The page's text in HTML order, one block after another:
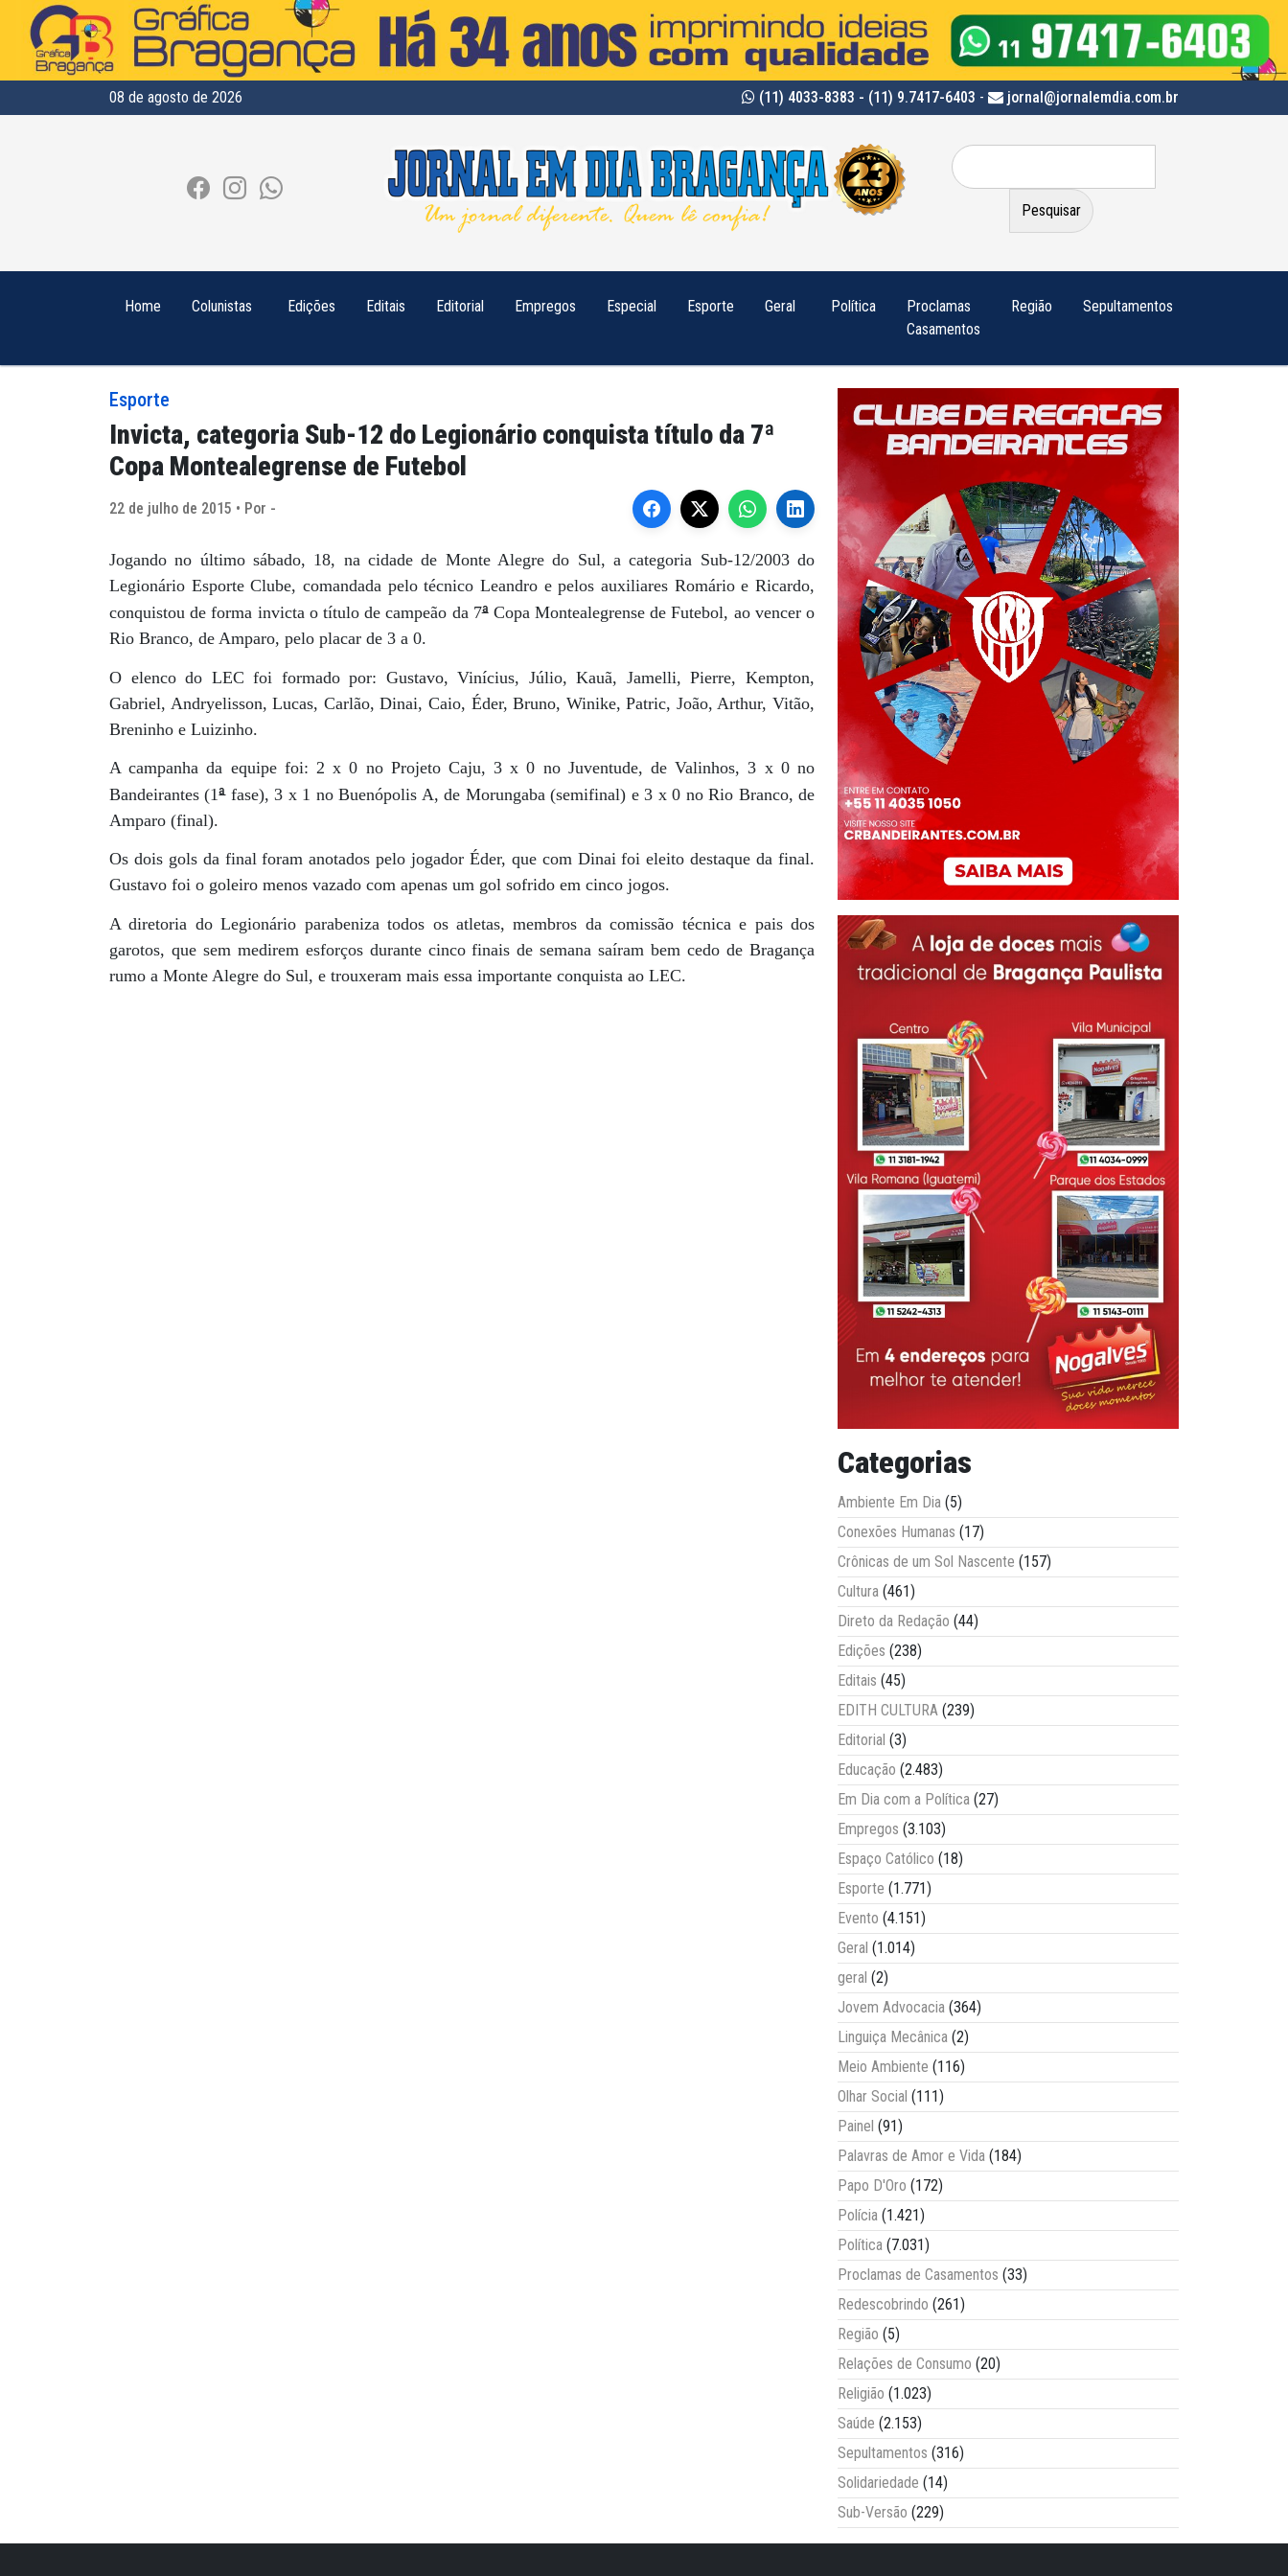
08 de agosto de 2026 (11) 4033-8383 - (11) 9.7417-6403 - jornal@jornalemdia.com.br
Pesquisar
por:
Home Colunistas Edições Editais Editorial Empregos Especial Esporte Geral Política
Proclamas
Casamentos
Região Sepultamentos
Esporte
Invicta, categoria Sub-12 do Legionário conquista título da 7ª
Copa Montealegrense de Futebol
22 de julho de 2015 • Por -
Jogando no último sábado, 18, na cidade de Monte Alegre do Sul, a categoria Sub-12/2003 do
Legionário Esporte Clube, comandada pelo técnico Leandro e pelos auxiliares Romário e Ricardo,
conquistou de forma invicta o título de campeão da 7ªCopa Montealegrense de Futebol, ao vencer o
Rio Branco, de Amparo, pelo placar de 3 a 0.
O elenco do LEC foi formado por: Gustavo, Vinícius, Júlio, Kauã, Jamelli, Pierre, Kempton,
Gabriel, Andryelisson, Lucas, Carlão, Dinai, Caio, Éder, Bruno, Winike, Patric, João, Arthur, Vitão,
Breninho e Luizinho.
A campanha da equipe foi: 2 x 0 no Projeto Caju, 3 x 0 no Juventude, de Valinhos, 3 x 0 no
Bandeirantes (1ªfase), 3 x 1 no Buenópolis A, de Morungaba (semifinal) e 3 x 0 no Rio Branco, de
Amparo (final).
Os dois gols da final foram anotados pelo jogador Éder, que com Dinai foi eleito destaque da final.
Gustavo foi o goleiro menos vazado com apenas um gol sofrido em cinco jogos.
A diretoria do Legionário parabeniza todos os atletas, membros da comissão técnica e pais dos
garotos, que sem medirem esforços durante cinco finais de semana saíram bem cedo de Bragança
rumo a Monte Alegre do Sul, e trouxeram mais essa importante conquista ao LEC.
Categorias
Ambiente Em Dia (5)
Conexões Humanas (17)
Crônicas de um Sol Nascente (157)
Cultura (461)
Direto da Redação (44)
Edições (238)
Editais (45)
EDITH CULTURA (239)
Editorial (3)
Educação (2.483)
Em Dia com a Política (27)
Empregos (3.103)
Espaço Católico (18)
Esporte (1.771)
Evento (4.151)
Geral (1.014)
geral (2)
Jovem Advocacia (364)
Linguiça Mecânica (2)
Meio Ambiente (116)
Olhar Social (111)
Painel (91)
Palavras de Amor e Vida (184)
Papo D'Oro (172)
Polícia (1.421)
Política (7.031)
Proclamas de Casamentos (33)
Redescobrindo (261)
Região (5)
Relações de Consumo (20)
Religião (1.023)
Saúde (2.153)
Sepultamentos (316)
Solidariedade (14)
Sub-Versão (229)